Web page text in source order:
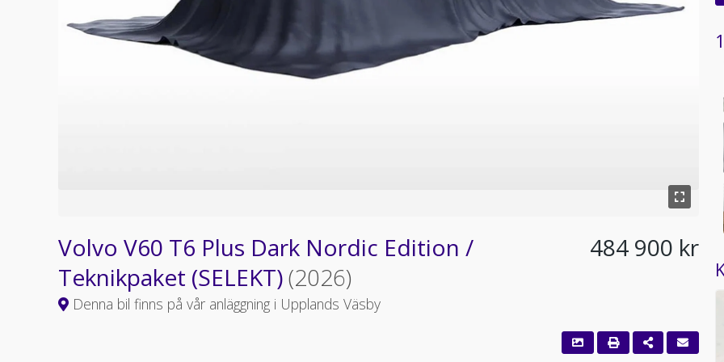
Volvo V60 T6 Plus Dark Nordic Edition /
Teknikpaket (SELEKT)(2026)
Denna bil finns på vår anläggning i Upplands Väsby
484 900 kr